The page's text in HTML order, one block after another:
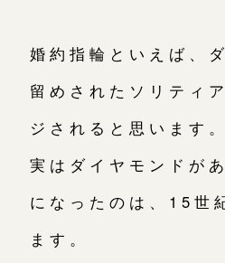
婚約指輪といえば、
留めされたソリティ
ジされると思います。
実はダイヤモンドが
になったのは、15世
ます。